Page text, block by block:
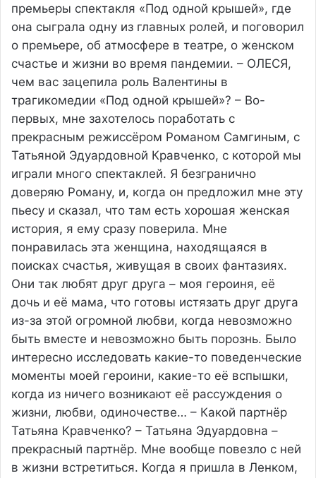
премьеры спектакля «Под одной крышей», где
она сыграла одну из главных ролей, и поговорил
о премьере, об атмосфере в театре, о женском
счастье и жизни во время пандемии. – ОЛЕСЯ,
чем вас зацепила роль Валентины в
трагикомедии «Под одной крышей»? – Во-
первых, мне захотелось поработать с
прекрасным режиссёром Романом Самгиным, с
Татьяной Эдуардовной Кравченко, с которой мы
играли много спектаклей. Я безгранично
доверяю Роману, и, когда он предложил мне эту
пьесу и сказал, что там есть хорошая женская
история, я ему сразу поверила. Мне
понравилась эта женщина, находящаяся в
поисках счастья, живущая в своих фантазиях.
Они так любят друг друга – моя героиня, её
дочь и её мама, что готовы истязать друг друга
из-за этой огромной любви, когда невозможно
быть вместе и невозможно быть порознь. Было
интересно исследовать какие-то поведенческие
моменты моей героини, какие-то её вспышки,
когда из ничего возникают её рассуждения о
жизни, любви, одиночестве… – Какой партнёр
Татьяна Кравченко? – Татьяна Эдуардовна –
прекрасный партнёр. Мне вообще повезло с ней
в жизни встретиться. Когда я пришла в Ленком,